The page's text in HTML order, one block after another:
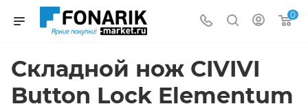
0
Складной нож CIVIVI
Button Lock Elementum